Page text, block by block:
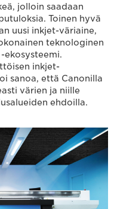
jolloin saadaan
Toinen hyvä
uusi inkjet-väriaine,
teknologinen
ekosysteemi.
inkjet-
sanoa, että Canonilla
värien ja niille
ehdoilla.